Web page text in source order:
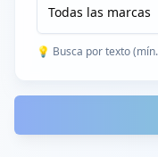
Todas las marcas
💡 Busca por texto